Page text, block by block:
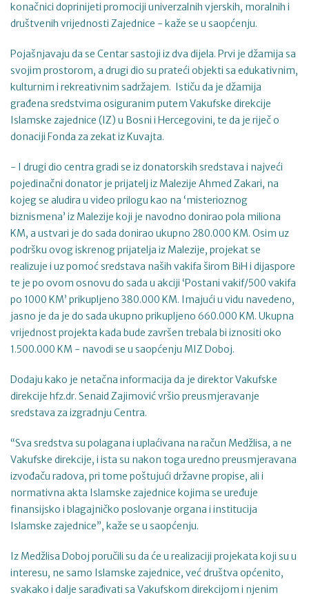
konačnici doprinijeti promociji univerzalnih vjerskih, moralnih i
društvenih vrijednosti Zajednice - kaže se u saopćenju.
Pojašnjavaju da se Centar sastoji iz dva dijela. Prvi je džamija sa
svojim prostorom, a drugi dio su prateći objekti sa edukativnim,
kulturnim i rekreativnim sadržajem. Ističu da je džamija
građena sredstvima osiguranim putem Vakufske direkcije
Islamske zajednice (IZ) u Bosni i Hercegovini, te da je riječ o
donaciji Fonda za zekat iz Kuvajta.
- I drugi dio centra gradi se iz donatorskih sredstava i najveći
pojedinačni donator je prijatelj iz Malezije Ahmed Zakari, na
kojeg se aludira u video prilogu kao na ‘misterioznog
biznismena’ iz Malezije koji je navodno donirao pola miliona
KM, a ustvari je do sada donirao ukupno 280.000 KM. Osim uz
podršku ovog iskrenog prijatelja iz Malezije, projekat se
realizuje i uz pomoć sredstava naših vakifa širom BiH i dijaspore
te je po ovom osnovu do sada u akciji ‘Postani vakif/500 vakifa
po 1000 KM’ prikupljeno 380.000 KM. Imajući u vidu navedeno,
jasno je da je do sada ukupno prikupljeno 660.000 KM. Ukupna
vrijednost projekta kada bude završen trebala bi iznositi oko
1.500.000 KM - navodi se u saopćenju MIZ Doboj.
Dodaju kako je netačna informacija da je direktor Vakufske
direkcije hfz.dr. Senaid Zajimović vršio preusmjeravanje
sredstava za izgradnju Centra.
“Sva sredstva su polagana i uplaćivana na račun Medžlisa, a ne
Vakufske direkcije, i ista su nakon toga uredno preusmjeravana
izvođaču radova, pri tome poštujući državne propise, ali i
normativna akta Islamske zajednice kojima se uređuje
finansijsko i blagajničko poslovanje organa i institucija
Islamske zajednice”, kaže se u saopćenju.
Iz Medžlisa Doboj poručili su da će u realizaciji projekata koji su u
interesu, ne samo Islamske zajednice, već društva općenito,
svakako i dalje sarađivati sa Vakufskom direkcijom i njenim